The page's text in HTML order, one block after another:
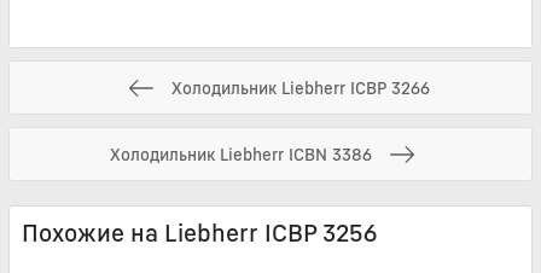
Холодильник Liebherr ICBP 3266
Холодильник Liebherr ICBN 3386
Похожие на Liebherr ICBP 3256